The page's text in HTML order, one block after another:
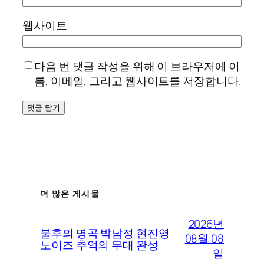
웹사이트
다음 번 댓글 작성을 위해 이 브라우저에 이
름, 이메일, 그리고 웹사이트를 저장합니다.
더 많은 게시물
불후의 명곡 박남정 현진영
노이즈 추억의 무대 완성
2026년
08월 08
일